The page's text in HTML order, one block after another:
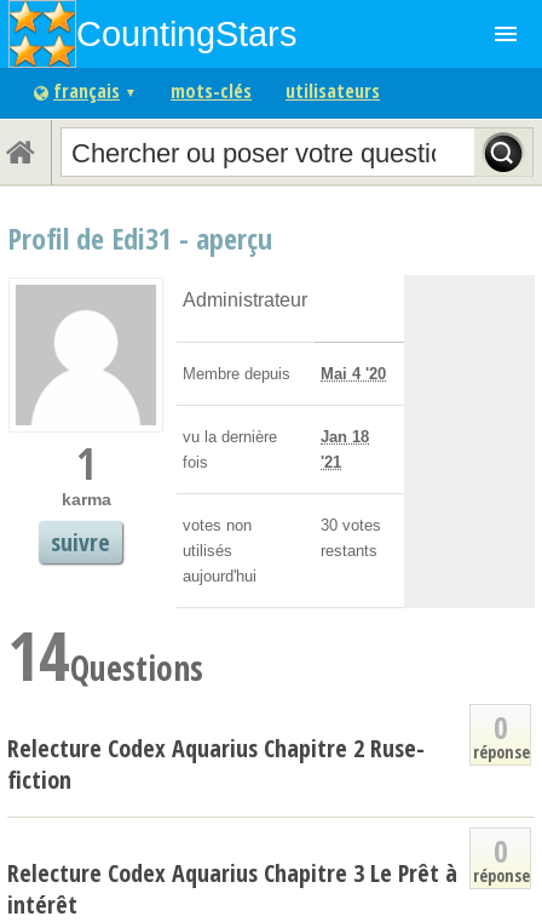
CountingStars menu
français ▼ mots-clés utilisateurs
Profil de Edi31 - aperçu
1
karma
suivre
Administrateur
Membre depuis Mai 4 '20
vu la dernière
fois
Jan 18
'21
votes non
utilisés
aujourd'hui
30 votes
restants
14Questions
0
réponse
Relecture Codex Aquarius Chapitre 2 Ruse-
fiction
0
réponse
Relecture Codex Aquarius Chapitre 3 Le Prêt à
intérêt